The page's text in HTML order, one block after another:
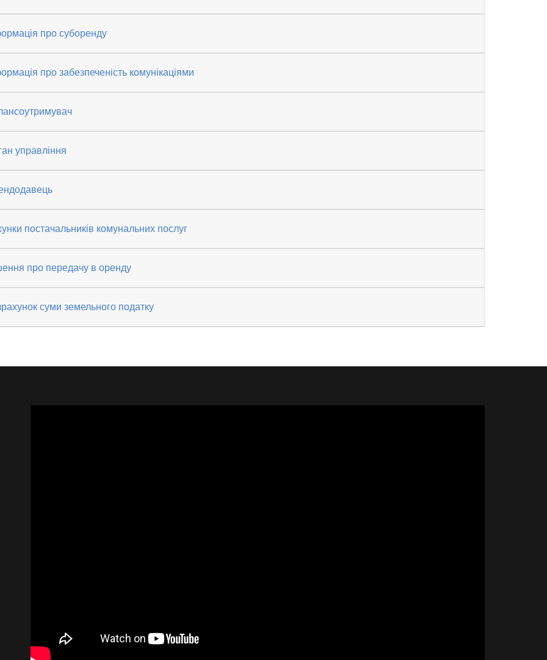
про суборенду
про забезпеченість комунікаціями
управління
постачальників комунальних послуг
про передачу в оренду
суми земельного податку